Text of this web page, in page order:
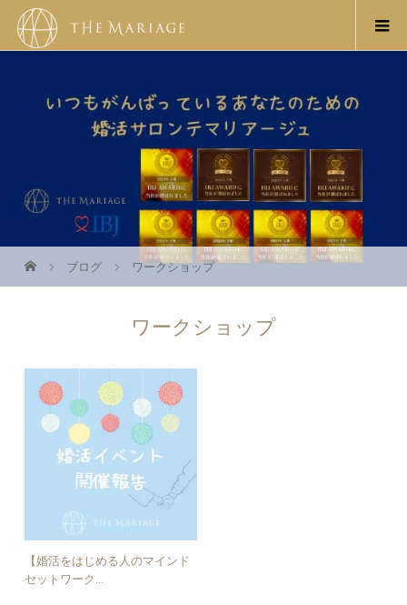
ブログ ワークショップ
ワークショップ
【婚活をはじめる人のマインド
セットワーク...